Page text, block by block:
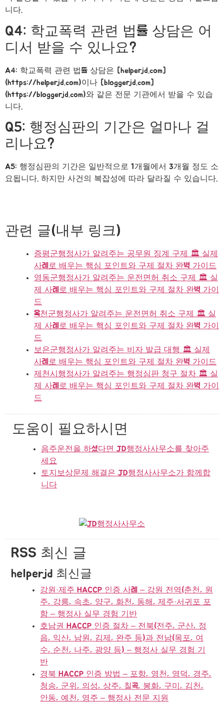
니다.
Q4: 학교폭력 관련 법률 상담은 어
디서 받을 수 있나요?
A4: 학교폭력 관련 법률 상담은 [helperjd.com]
(https://helperjd.com)이나 [bloggerjd.com]
(https://bloggerjd.com)와 같은 전문 기관에서 받을 수 있습
니다.
Q5: 행정심판의 기간은 얼마나 걸
리나요?
A5: 행정심판의 기간은 일반적으로 1개월에서 3개월 정도 소
요됩니다. 하지만 사건의 복잡성에 따라 달라질 수 있습니다.
관련 글(내부 링크)
증평군행정사가 알려주는 공무원 징계 구제 🏛️ 실제
사례로 배우는 핵심 포인트와 구제 절차 완벽 가이드
영동군행정사가 알려주는 운전면허 취소 구제 🏛️ 실
제 사례로 배우는 핵심 포인트와 구제 절차 완벽 가이
드
옥천군행정사가 알려주는 운전면허 취소 구제 🏛️ 실
제 사례로 배우는 핵심 포인트와 구제 절차 완벽 가이
드
보은군행정사가 알려주는 비자 발급 대행 🏛️ 실제
사례로 배우는 핵심 포인트와 구제 절차 완벽 가이드
제천시행정사가 알려주는 행정심판 청구 절차 🏛️ 실
제 사례로 배우는 핵심 포인트와 구제 절차 완벽 가이
드
도움이 필요하시면
음주운전을 하셨다면 JD행정사사무소를 찾아주
세요
토지보상문제 해결은 JD행정사사무소가 함께합
니다
RSS 최신 글
helperjd 최신글
강원·제주 HACCP 인증 사례 – 강원 전역(춘천, 원
주, 강릉, 속초, 양구, 화천, 동해, 제주·서귀포 포
함 – 행정사 실무 경험 기반
호남권 HACCP 인증 절차 – 전북(전주, 군산, 정
읍, 익산, 남원, 김제, 완주 등)과 전남(목포, 여
수, 순천, 나주, 광양 등) – 행정사 실무 경험 기
반
경북 HACCP 인증 방법 – 포항, 영천, 영덕, 경주,
청송, 군위, 의성, 상주, 칠곡, 봉화, 구미, 김천,
안동, 예천, 영주 – 행정사 전문 지원